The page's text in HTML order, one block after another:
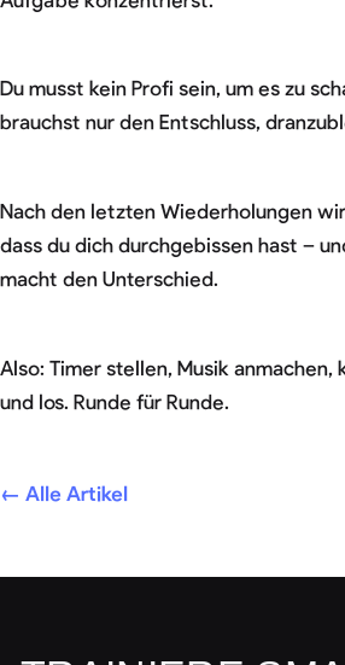
Du musst kein Profi sein, um es zu
brauchst nur den Entschluss,
Nach den letzten Wiederholungen
dass du dich durchgebissen hast –
macht den Unterschied.
Also: Timer stellen, Musik
und los. Runde für Runde.
← Alle Artikel